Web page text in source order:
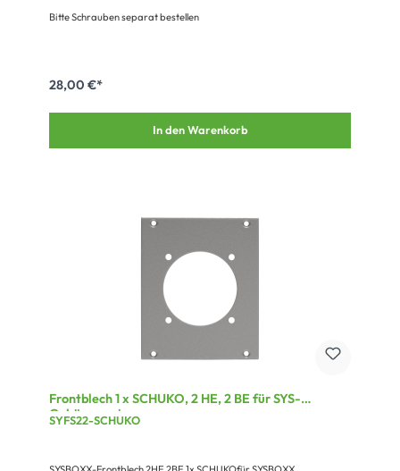
Bitte Schrauben separat bestellen
28,00 €*
In den Warenkorb
Frontblech 1 x SCHUKO, 2 HE, 2 BE für SYS-
Gehäuseserien
SYFS22-SCHUKO